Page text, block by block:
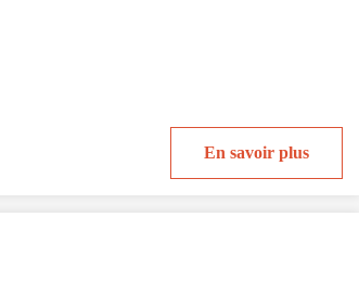
En savoir plus